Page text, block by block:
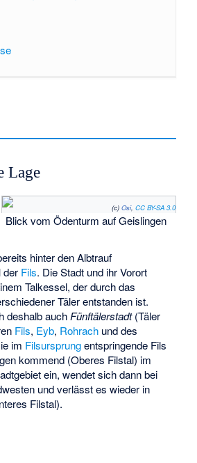
Lage
(c) Osi, CC BY-SA 3.0
Blick vom Ödenturm auf Geislingen
hinter den Albtrauf
der Fils. Die Stadt und ihr Vorort
Talkessel, der durch das
Täler entstanden ist.
deshalb auchFünftälerstadt(Täler
Fils, Eyb, Rohrach und des
im Filsursprungentspringende Fils
kommend (Oberes Filstal) im
ein, wendet sich dann bei
und verlässt es wieder in
Filstal).